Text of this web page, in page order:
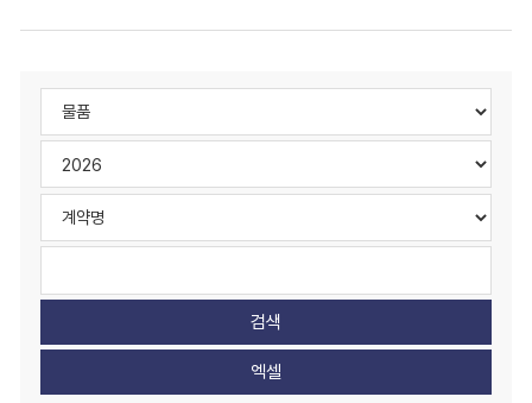
검
제
검
영
선
항
항
목
선
택
항
값
입
력